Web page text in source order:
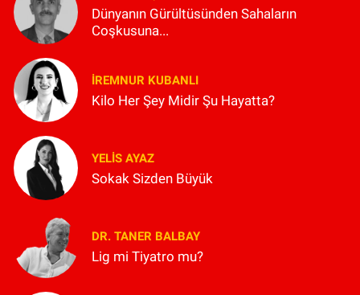
Dünyanın Gürültüsünden Sahaların
Coşkusuna...
İREMNUR KUBANLI
Kilo Her Şey Midir Şu Hayatta?
YELIS AYAZ
Sokak Sizden Büyük
DR. TANER BALBAY
Lig mi Tiyatro mu?